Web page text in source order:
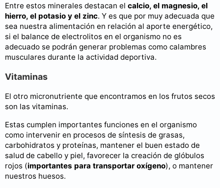
Entre estos minerales destacan el calcio, el magnesio, el
hierro, el potasio y el zinc. Y es que por muy adecuada que
sea nuestra alimentación en relación al aporte energético,
si el balance de electrolitos en el organismo no es
adecuado se podrán generar problemas como calambres
musculares durante la actividad deportiva.
Vitaminas
El otro micronutriente que encontramos en los frutos secos
son las vitaminas.
Estas cumplen importantes funciones en el organismo
como intervenir en procesos de síntesis de grasas,
carbohidratos y proteínas, mantener el buen estado de
salud de cabello y piel, favorecer la creación de glóbulos
rojos (importantes para transportar oxígeno), o mantener
nuestros huesos.